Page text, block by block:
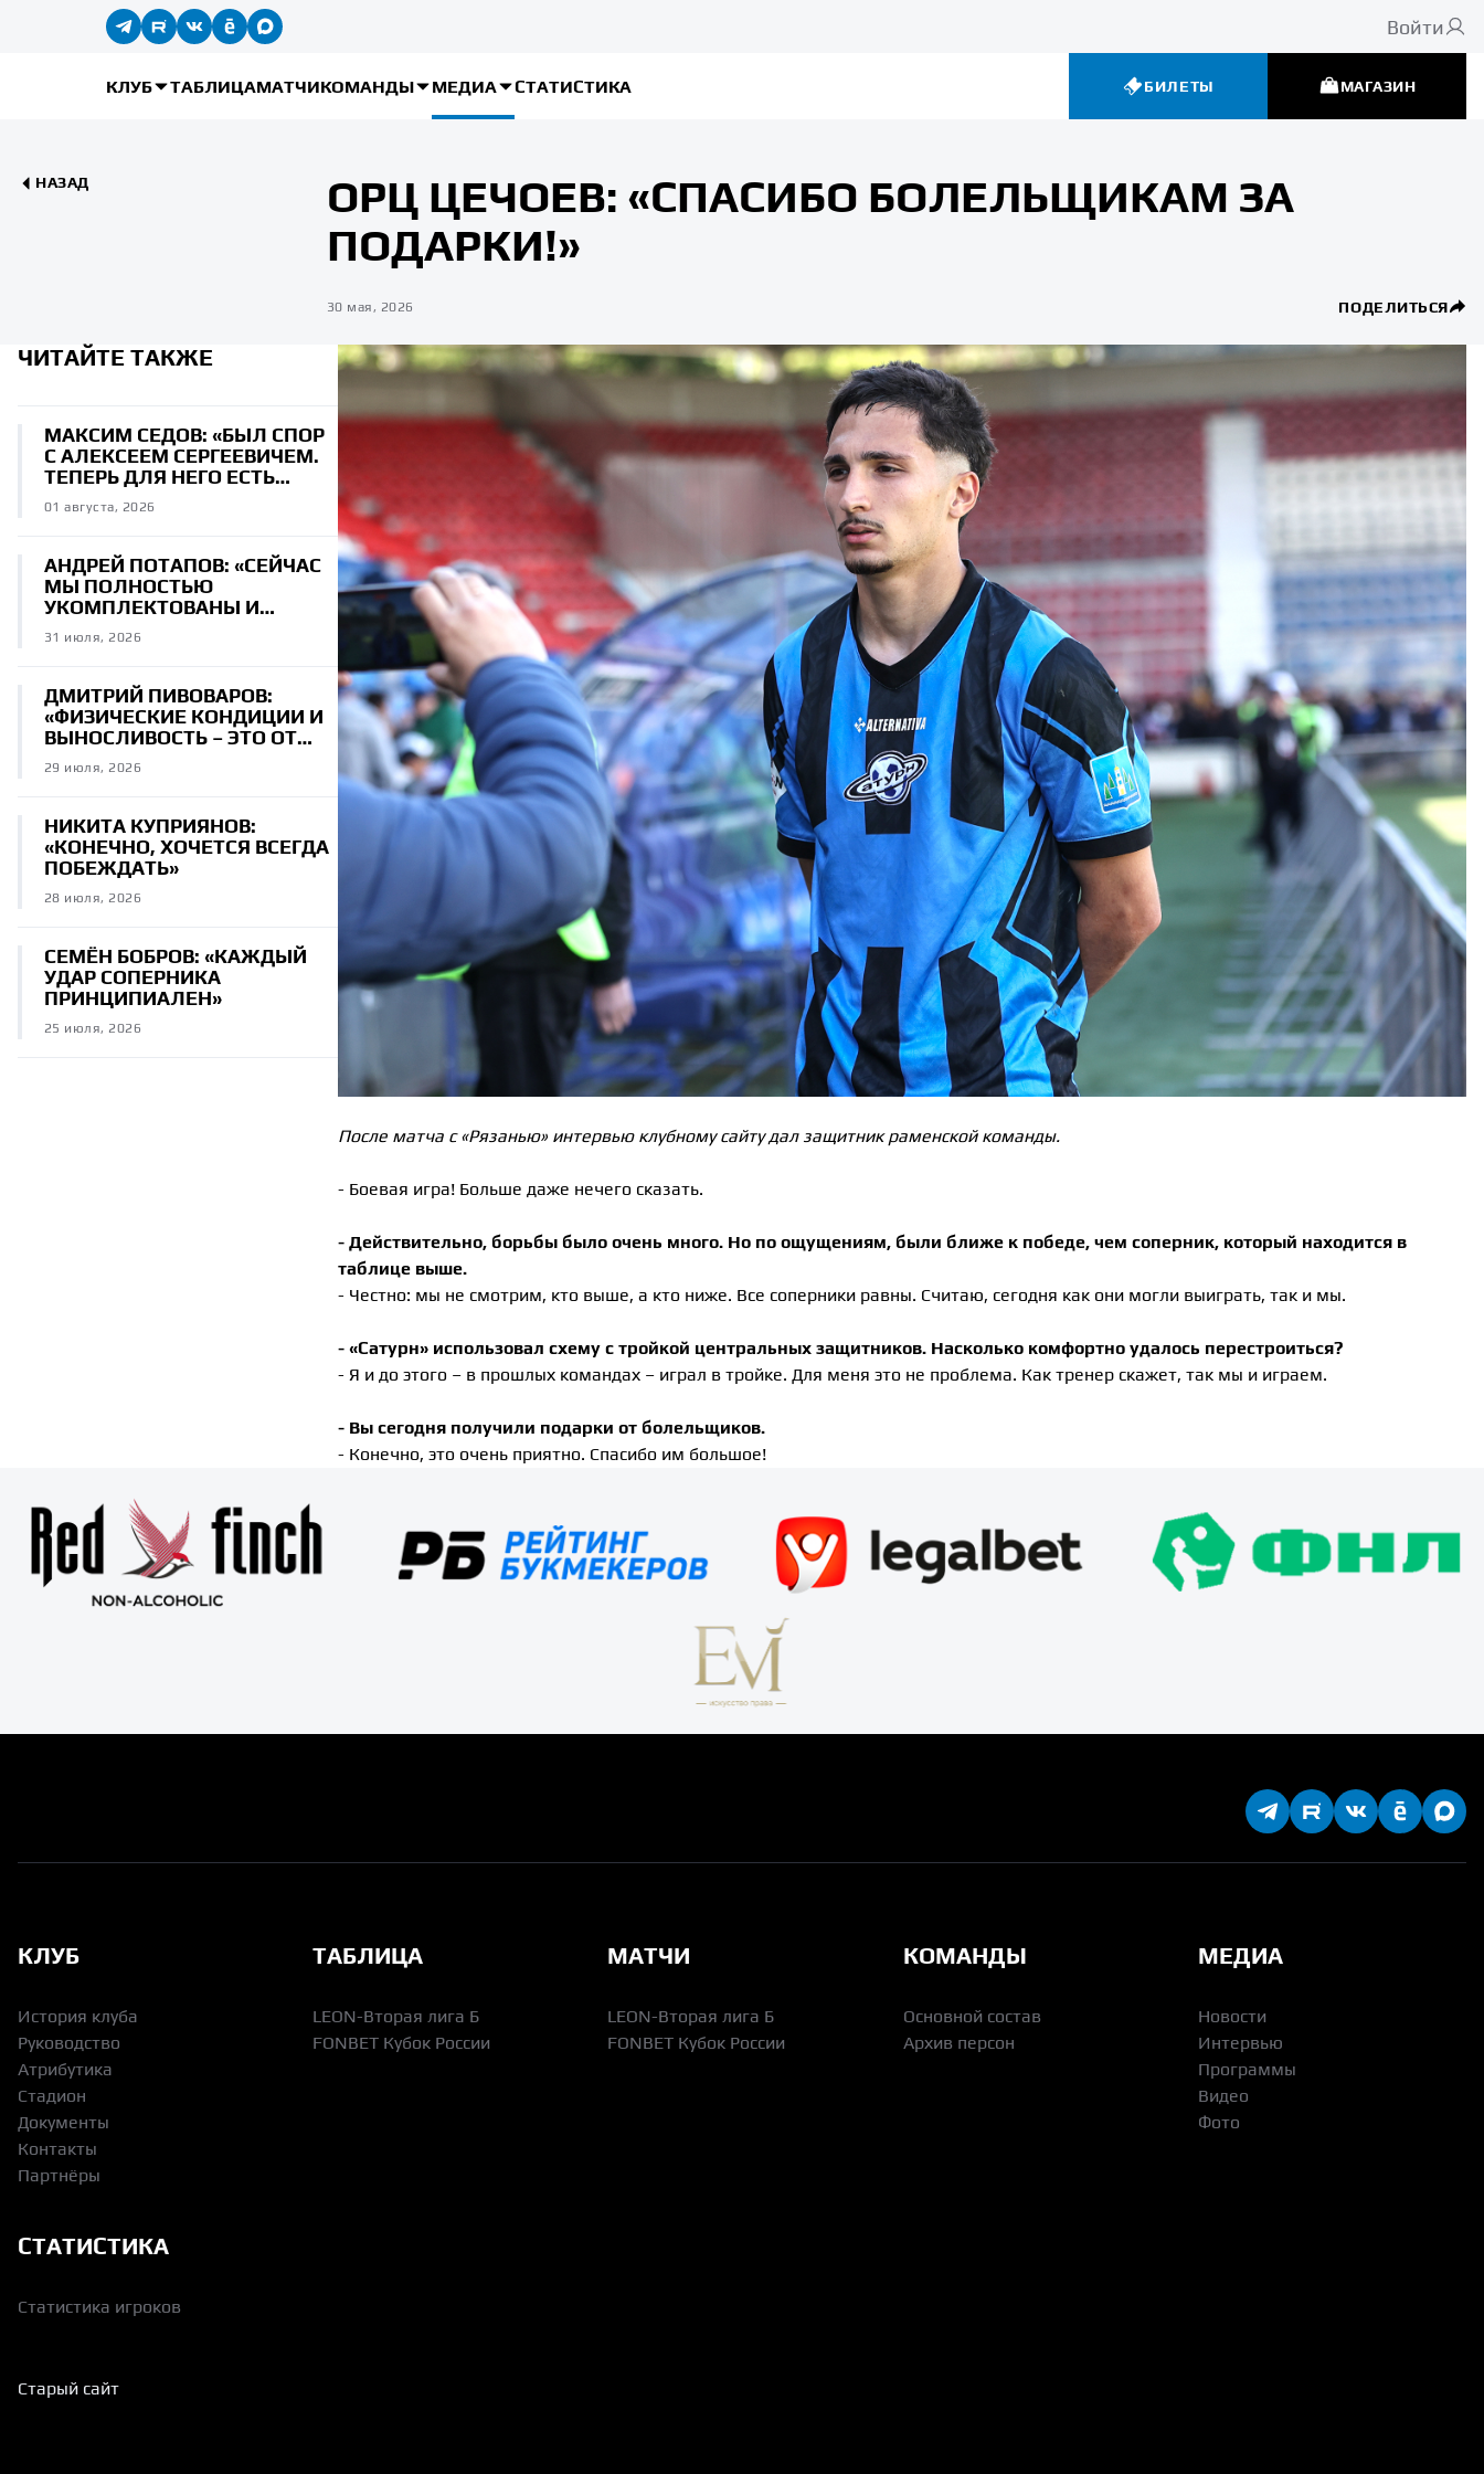
Войти
КЛУБ ТАБЛИЦАМАТЧИКОМАНДЫ МЕДИА СТАТИСТИКА БИЛЕТЫ МАГАЗИН
НАЗАД
ОРЦ ЦЕЧОЕВ: «СПАСИБО БОЛЕЛЬЩИКАМ ЗА
ПОДАРКИ!»
30 мая, 2026 ПОДЕЛИТЬСЯ
ЧИТАЙТЕ ТАКЖЕ
МАКСИМ СЕДОВ: «БЫЛ СПОР
С АЛЕКСЕЕМ СЕРГЕЕВИЧЕМ.
ТЕПЕРЬ ДЛЯ НЕГО ЕСТЬ
ЗАДАНИЕ НА ТРЕНИРОВКЕ»
01 августа, 2026
АНДРЕЙ ПОТАПОВ: «СЕЙЧАС
МЫ ПОЛНОСТЬЮ
УКОМПЛЕКТОВАНЫ И
СТРОИМ КОМАНДУ НА
ПЕРСПЕКТИВУ»
31 июля, 2026
ДМИТРИЙ ПИВОВАРОВ:
«ФИЗИЧЕСКИЕ КОНДИЦИИ И
ВЫНОСЛИВОСТЬ – ЭТО ОТ
РОДИТЕЛЕЙ»
29 июля, 2026
НИКИТА КУПРИЯНОВ:
«КОНЕЧНО, ХОЧЕТСЯ ВСЕГДА
ПОБЕЖДАТЬ»
28 июля, 2026
СЕМЁН БОБРОВ: «КАЖДЫЙ
УДАР СОПЕРНИКА
ПРИНЦИПИАЛЕН»
25 июля, 2026
После матча с «Рязанью» интервью клубному сайту дал защитник раменской команды.
- Боевая игра! Больше даже нечего сказать.
- Действительно, борьбы было очень много. Но по ощущениям, были ближе к победе, чем соперник, который находится в
таблице выше.
- Честно: мы не смотрим, кто выше, а кто ниже. Все соперники равны. Считаю, сегодня как они могли выиграть, так и мы.
- «Сатурн» использовал схему с тройкой центральных защитников. Насколько комфортно удалось перестроиться?
- Я и до этого – в прошлых командах – играл в тройке. Для меня это не проблема. Как тренер скажет, так мы и играем.
- Вы сегодня получили подарки от болельщиков.
- Конечно, это очень приятно. Спасибо им большое!
КЛУБ
История клуба
Руководство
Атрибутика
Стадион
Документы
Контакты
Партнёры
ТАБЛИЦА
LEON-Вторая лига Б
FONBET Кубок России
МАТЧИ
LEON-Вторая лига Б
FONBET Кубок России
КОМАНДЫ
Основной состав
Архив персон
МЕДИА
Новости
Интервью
Программы
Видео
Фото
СТАТИСТИКА
Статистика игроков
Старый сайт